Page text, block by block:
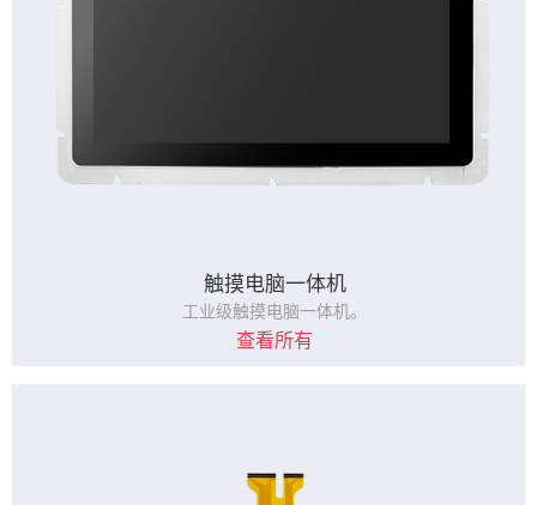
触摸电脑一体机
工业级触摸电脑一体机。
查看所有